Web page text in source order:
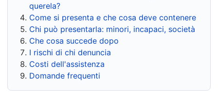
querela?
Come si presenta e che cosa deve contenere
Chi può presentarla: minori, incapaci, società
Che cosa succede dopo
I rischi di chi denuncia
Costi dell'assistenza
Domande frequenti